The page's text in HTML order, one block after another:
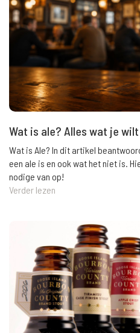
Wat is ale? Alles wat je
Wat is Ale? In dit artikel
een ale is en ook wat het niet is.
nodige van op!
Verder lezen